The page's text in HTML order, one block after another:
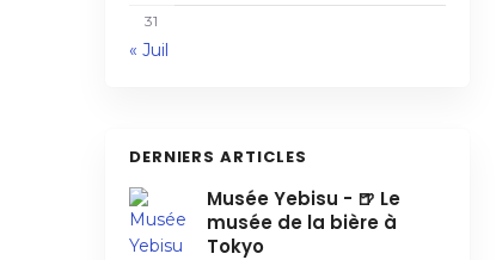
31
« Juil
DERNIERS ARTICLES
Musée Yebisu - 🍺 Le
musée de la bière à
Tokyo